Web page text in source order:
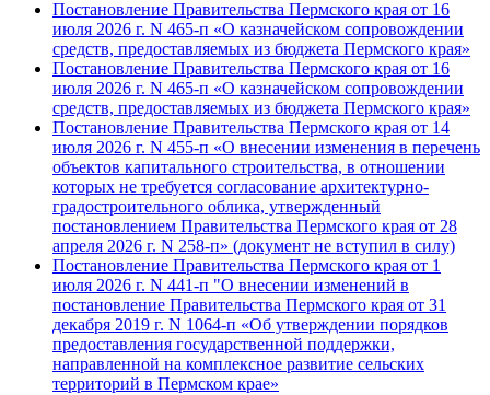
Постановление Правительства Пермского края от 16
июля 2026 г. N 465-п «О казначейском сопровождении
средств, предоставляемых из бюджета Пермского края»
Постановление Правительства Пермского края от 16
июля 2026 г. N 465-п «О казначейском сопровождении
средств, предоставляемых из бюджета Пермского края»
Постановление Правительства Пермского края от 14
июля 2026 г. N 455-п «О внесении изменения в перечень
объектов капитального строительства, в отношении
которых не требуется согласование архитектурно-
градостроительного облика, утвержденный
постановлением Правительства Пермского края от 28
апреля 2026 г. N 258-п» (документ не вступил в силу)
Постановление Правительства Пермского края от 1
июля 2026 г. N 441-п "О внесении изменений в
постановление Правительства Пермского края от 31
декабря 2019 г. N 1064-п «Об утверждении порядков
предоставления государственной поддержки,
направленной на комплексное развитие сельских
территорий в Пермском крае»